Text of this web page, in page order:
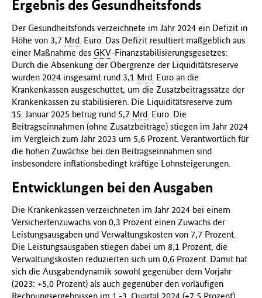
Ergebnis des Gesundheitsfonds
Der Gesundheitsfonds verzeichnete im Jahr 2024 ein Defizit in
Höhe von 3,7 Mrd. Euro. Das Defizit resultiert maßgeblich aus
einer Maßnahme des GKV-Finanzstabilisierungsgesetzes:
Durch die Absenkung der Obergrenze der Liquiditätsreserve
wurden 2024 insgesamt rund 3,1 Mrd. Euro an die
Krankenkassen ausgeschüttet, um die Zusatzbeitragssätze der
Krankenkassen zu stabilisieren. Die Liquiditätsreserve zum
15. Januar 2025 betrug rund 5,7 Mrd. Euro. Die
Beitragseinnahmen (ohne Zusatzbeiträge) stiegen im Jahr 2024
im Vergleich zum Jahr 2023 um 5,6 Prozent. Verantwortlich für
die hohen Zuwächse bei den Beitragseinnahmen sind
insbesondere inflationsbedingt kräftige Lohnsteigerungen.
Entwicklungen bei den Ausgaben
Die Krankenkassen verzeichneten im Jahr 2024 bei einem
Versichertenzuwachs von 0,3 Prozent einen Zuwachs der
Leistungsausgaben und Verwaltungskosten von 7,7 Prozent.
Die Leistungsausgaben stiegen dabei um 8,1 Prozent, die
Verwaltungskosten reduzierten sich um 0,6 Prozent. Damit hat
sich die Ausgabendynamik sowohl gegenüber dem Vorjahr
(2023: +5,0 Prozent) als auch gegenüber den vorläufigen